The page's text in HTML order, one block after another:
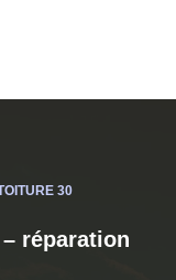
30
réparation